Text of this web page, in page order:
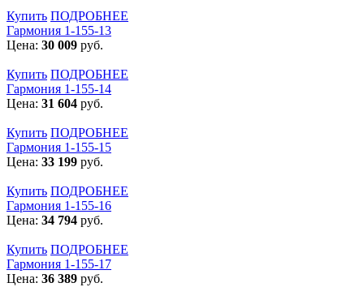
Купить ПОДРОБНЕЕ
Гармония 1-155-13
Цена: 30 009 руб.
Купить ПОДРОБНЕЕ
Гармония 1-155-14
Цена: 31 604 руб.
Купить ПОДРОБНЕЕ
Гармония 1-155-15
Цена: 33 199 руб.
Купить ПОДРОБНЕЕ
Гармония 1-155-16
Цена: 34 794 руб.
Купить ПОДРОБНЕЕ
Гармония 1-155-17
Цена: 36 389 руб.